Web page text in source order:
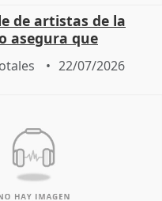
de artistas de la
asegura que
muy presente" en la
22/07/2026